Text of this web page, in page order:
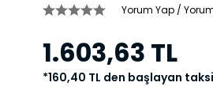
Yorum Yap /
1.603,63 TL
*160,40 TL den başlayan